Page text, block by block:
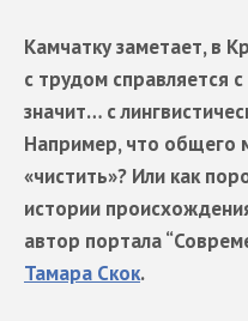
Камчатку заметает, в
с трудом справляется
значит… с
Например, что общего
«чистить»? Или как
истории
автор портала
Тамара Скок.